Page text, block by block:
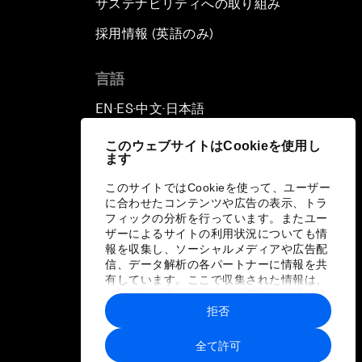
このウェブサイトはCookieを使用し
ます
このサイトではCookieを使って、ユーザー
に合わせたコンテンツや広告の表示、トラ
フィックの分析を行っています。またユー
ザーによるサイトの利用状況についても情
報を収集し、ソーシャルメディアや広告配
信、データ解析の各パートナーに情報を共
有しています。ここで収集された情報は、
ユーザーが各パートナーに提供した他の情
報や各パートナーのサービスを使用した際
に収集された情報と組み合わされ、各パー
トナーによって使用されることがありま
す。
全て許可
拒否
サステナビリティへの取り組み
採用情報 (英語のみ)
言語
EN ▪ ES▪中文▪ 日本語